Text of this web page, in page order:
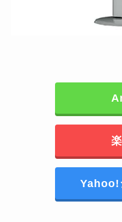
Yahoo!